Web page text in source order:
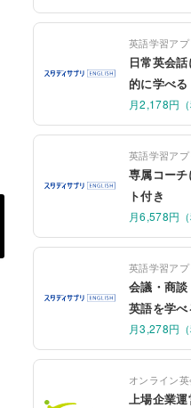
英語学習アプ
日常英会
的に学べる
月2,178円
英語学習ア
専属コー
ト付き
月6,578円
英語学習アプ
会議・商
英語を学べ
月3,278円
オンライン英
上場企業